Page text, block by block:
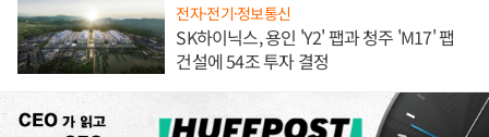
전자·전기·정보통신
SK하이닉스, 용인 'Y2' 팹과 청주 'M17' 팹
건설에 54조 투자 결정